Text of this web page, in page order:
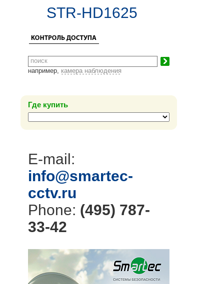
STR-HD1625
например, камера наблюдения
Где купить
E-mail:
info@smartec-
cctv.ru
Phone: (495) 787-
33-42